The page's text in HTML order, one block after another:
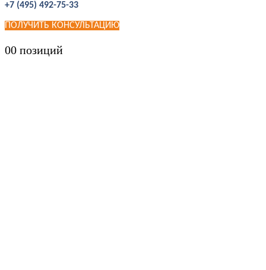
+7 (495) 492-75-33
ПОЛУЧИТЬ КОНСУЛЬТАЦИЮ
00 позиций